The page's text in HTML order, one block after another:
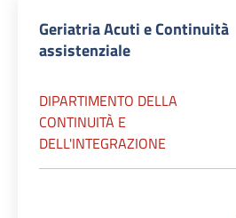
Geriatria Acuti e Continuità
assistenziale
DIPARTIMENTO DELLA
CONTINUITÀ E
DELL'INTEGRAZIONE